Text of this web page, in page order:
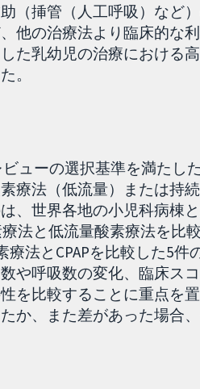
（挿管（人工呼吸）など
他の治療法より臨床的な
た乳幼児の治療における
。
ューの選択基準を満たし
療法（低流量）または持
、世界各地の小児科病棟
法と低流量酸素療法を比
法とCPAPを比較した5
や呼吸数の変化、臨床ス
を比較することに重点を
か、また差があった場合